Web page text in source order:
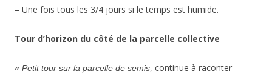
– Une fois tous les 3/4 jours si le temps est humide.
Tour d’horizon du côté de la parcelle collective
« Petit tour sur la parcelle de semis, continue à raconter